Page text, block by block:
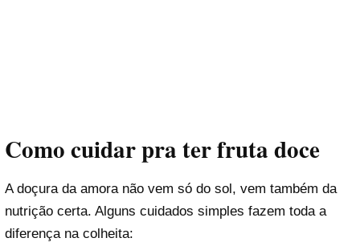
Como cuidar pra ter fruta doce
A doçura da amora não vem só do sol, vem também da
nutrição certa. Alguns cuidados simples fazem toda a
diferença na colheita: